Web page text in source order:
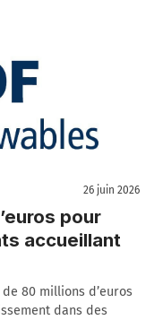
26 juin 2026
pour
accueillant
80 millions d’euros
dans des